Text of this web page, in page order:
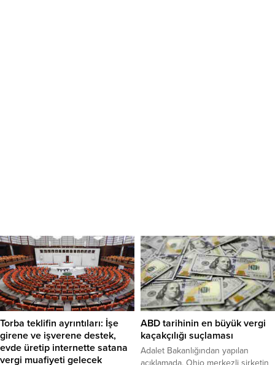
Torba teklifin ayrıntıları: İşe
girene ve işverene destek,
evde üretip internette satana
vergi muafiyeti gelecek
ABD tarihinin en büyük vergi
kaçakçılığı suçlaması
Adalet Bakanlığından yapılan